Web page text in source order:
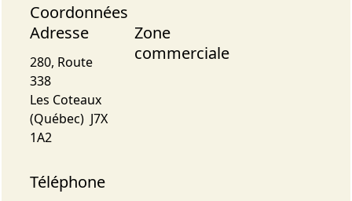
Coordonnées
Adresse
280, Route
338
Les Coteaux
(Québec) J7X
1A2
Téléphone
Zone
commerciale